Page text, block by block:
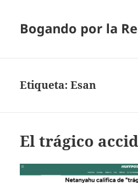
Bogando por la
Etiqueta:Esan
El trágico